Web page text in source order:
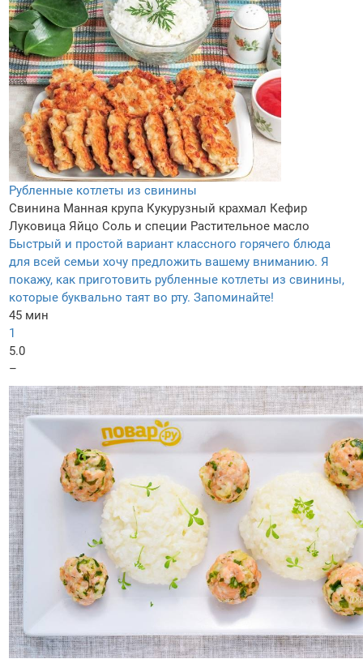
Рубленные котлеты из свинины
Свинина Манная крупа Кукурузный крахмал Кефир
Луковица Яйцо Соль и специи Растительное масло
Быстрый и простой вариант классного горячего блюда
для всей семьи хочу предложить вашему вниманию. Я
покажу, как приготовить рубленные котлеты из свинины,
которые буквально таят во рту. Запоминайте!
45 мин
1
5.0
–